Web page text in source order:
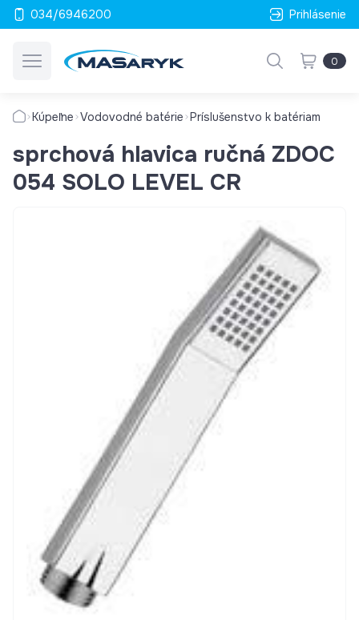
034/6946200 Prihlásenie
0
Kúpeľne Vodovodné batérie Príslušenstvo k batériam
sprchová hlavica ručná ZDOC
054 SOLO LEVEL CR